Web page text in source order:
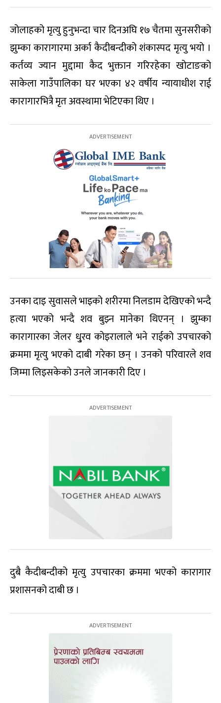
जोलाहको मृत्यु हुनुभन्दा चार दिनअघि १७ चैतमा सुनसरीको
झुम्का कारागारमा अर्का कैदीबन्दीको शंकास्पद मृत्यु भयो ।
कर्तव्य ज्यान मुद्दामा कैद भुक्तान गरिरहेका खोटाङको
साकेला गाउँपालिका घर भएका ४२ वर्षीय न्यायाधीश राई
कारागारभित्रै मृत अवस्थामा भेटिएका थिए ।
उनका दाइ सुवासले भाइको शरीरमा निलडाम देखिएको भन्दै
हत्या भएको भन्दै शव बुझ्न मानेका थिएनन् । झुम्का
कारागारका जेलर धु्रव कोइरालाले भने राईको उपचारको
क्रममा मृत्यु भएको दाबी गरेका छन् । उनको परिवारले शव
जिम्मा लिइसकेको उनले जानकारी दिए ।
दुबै कैदीबन्दीको मृत्यु उपचारका क्रममा भएको कारागार
प्रशासनको दाबी छ ।